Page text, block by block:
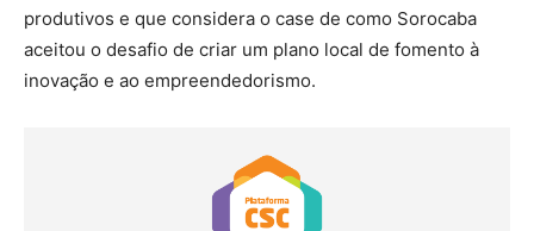
produtivos e que considera o case de como Sorocaba
aceitou o desafio de criar um plano local de fomento à
inovação e ao empreendedorismo.